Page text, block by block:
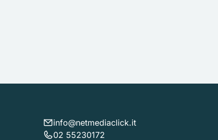
info@netmediaclick.it
02 55230172